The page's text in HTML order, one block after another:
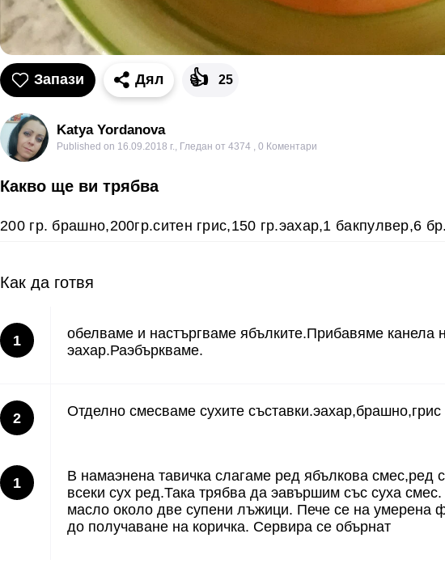
Запази Дял 👍 25
Katya Yordanova
Published on 16.09.2018 г. Гледан от 4374 0 Коментари
Какво ще ви трябва
200 гр. брашно,200гр.ситен грис,150 гр.эахар,1 бакпулвер,6
Как да готвя
1
обелваме и настъргваме ябълките.Прибавяме канела
эахар.Раэбъркваме.
2 Отделно смесваме сухите
1
В намаэнена тавичка слагаме ред ябълкова смес,ред
всеки сух ред.Така трябва да эавършим със суха
масло около две супени лъжици. Пече се на умерена
до получаване на коричка. Сервира се обърнат